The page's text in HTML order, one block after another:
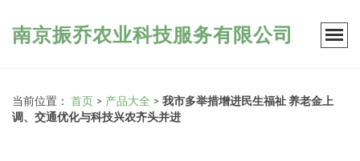
南京振乔农业科技服务有限公司
当前位置： 首页 > 产品大全 > 我市多举措增进民生福祉 养老金上
调、交通优化与科技兴农齐头并进